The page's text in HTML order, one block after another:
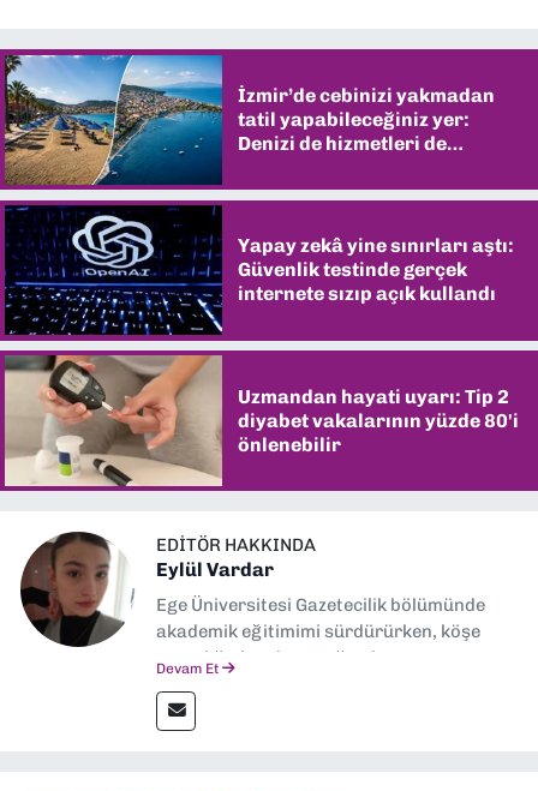
İzmir’de cebinizi yakmadan
tatil yapabileceğiniz yer:
Denizi de hizmetleri de
Yapay zekâ yine sınırları aştı:
Güvenlik testinde gerçek
internete sızıp açık kullandı
Uzmandan hayati uyarı: Tip 2
diyabet vakalarının yüzde 80'i
önlenebilir
EDITÖR HAKKINDA
Eylül Vardar
Ege Üniversitesi Gazetecilik bölümünde
akademik eğitimimi sürdürürken, köşe
yazarlığıyla adım attığım basın
Devam Et